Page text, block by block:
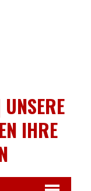
IHRE